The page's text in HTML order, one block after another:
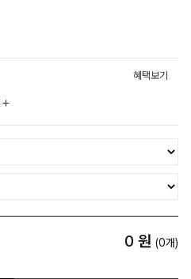
혜택보기
0 원 (0개)